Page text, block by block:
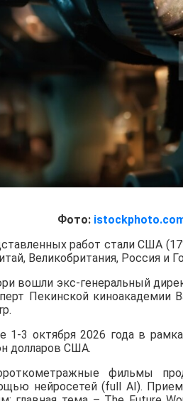
Фото:
работ стали США
Великобритания, Россия и
вошли экс-генеральный
Пекинской киноакадемии
1-3 октября 2026 года в
долларов США.
фильмы
нейросетей (full AI). Прием